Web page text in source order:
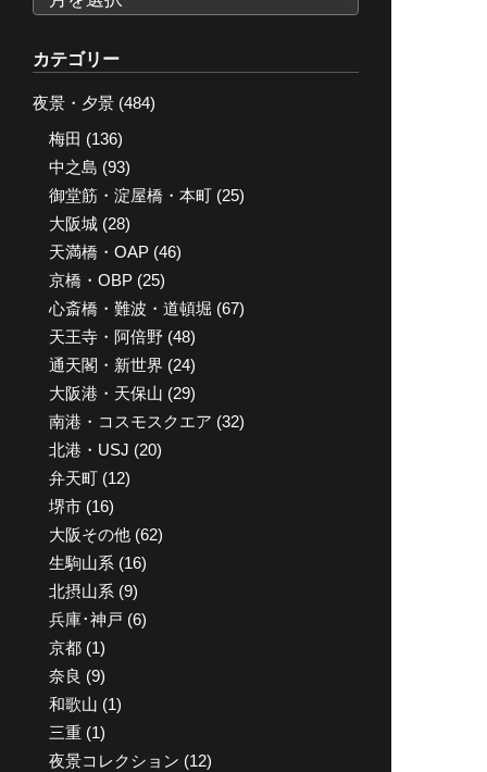
ー
カ
イ
ブ
カテゴリー
夜景・夕景 (484)
梅田 (136)
中之島 (93)
御堂筋・淀屋橋・本町 (25)
大阪城 (28)
天満橋・OAP (46)
京橋・OBP (25)
心斎橋・難波・道頓堀 (67)
天王寺・阿倍野 (48)
通天閣・新世界 (24)
大阪港・天保山 (29)
南港・コスモスクエア (32)
北港・USJ (20)
弁天町 (12)
堺市 (16)
大阪その他 (62)
生駒山系 (16)
北摂山系 (9)
兵庫･神戸 (6)
京都 (1)
奈良 (9)
和歌山 (1)
三重 (1)
夜景コレクション (12)